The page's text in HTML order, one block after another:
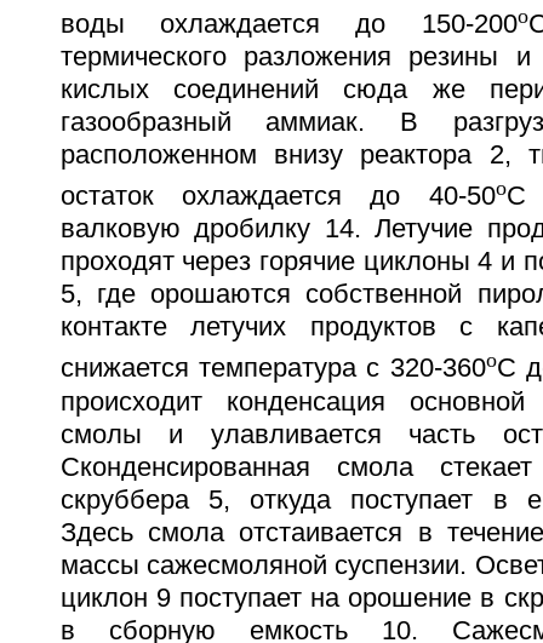
воды охлаждается до 150-200o
термического разложения резины
кислых соединений сюда же
газообразный аммиак. В
расположенном внизу реактора 2,
остаток охлаждается до 40-50oC
валковую дробилку 14. Летучие
проходят через горячие циклоны 4 и
5, где орошаются собственной
контакте летучих продуктов с
снижается температура с 320-360oC
происходит конденсация
смолы и улавливается часть
Сконденсированная смола
скруббера 5, откуда поступает в
Здесь смола отстаивается в
массы сажесмоляной суспензии.
циклон 9 поступает на орошение в
в сборную емкость 10.